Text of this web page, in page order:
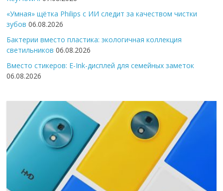
«Умная» щётка Philips с ИИ следит за качеством чистки
зубов 06.08.2026
Бактерии вместо пластика: экологичная коллекция
светильников 06.08.2026
Вместо стикеров: E-Ink-дисплей для семейных заметок
06.08.2026